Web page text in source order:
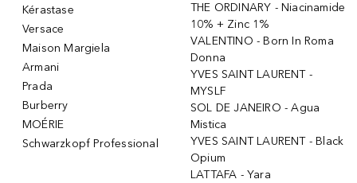
Kérastase
Versace
Maison Margiela
Armani
Prada
Burberry
MOÉRIE
Schwarzkopf Professional
THE ORDINARY - Niacinamide
10% + Zinc 1%
VALENTINO - Born In Roma
Donna
YVES SAINT LAURENT -
MYSLF
SOL DE JANEIRO - Agua
Mistica
YVES SAINT LAURENT - Black
Opium
LATTAFA - Yara